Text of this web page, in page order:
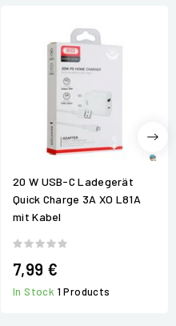
20 W USB-C Ladegerät
Quick Charge 3A XO L81A
mit Kabel
7,99 €
In Stock 1 Products